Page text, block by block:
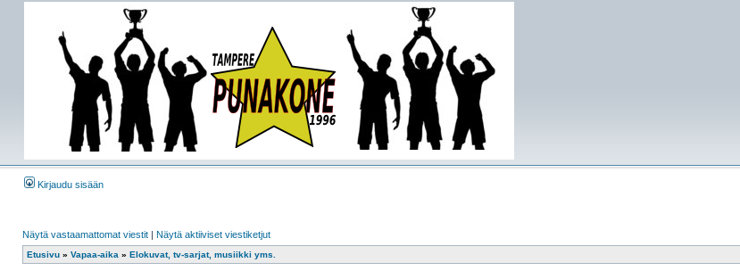
Kirjaudu sisään
Näytä vastaamattomat viestit | Näytä aktiiviset viestiketjut
Etusivu » Vapaa-aika » Elokuvat, tv-sarjat, musiikki yms.